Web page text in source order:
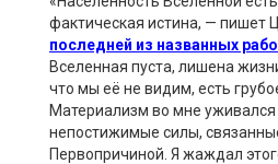
фактическая истина, — пишет
последней из названных
Вселенная пуста, лишена
что мы её не видим, есть
Материализм во мне уживался
непостижимые силы,
Первопричиной. Я жаждал